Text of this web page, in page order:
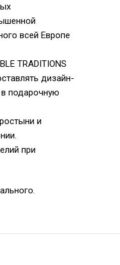
всей Европе
TRADITIONS
дизайн-
подарочную
и
при